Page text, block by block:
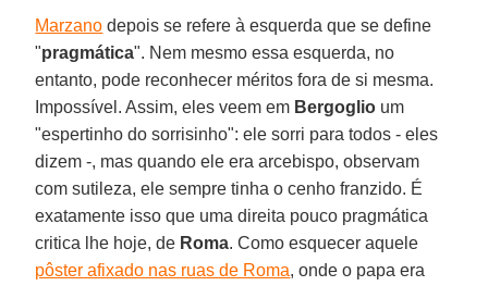
Marzano depois se refere à esquerda que se define
"pragmática". Nem mesmo essa esquerda, no
entanto, pode reconhecer méritos fora de si mesma.
Impossível. Assim, eles veem em Bergoglio um
"espertinho do sorrisinho": ele sorri para todos - eles
dizem -, mas quando ele era arcebispo, observam
com sutileza, ele sempre tinha o cenho franzido. É
exatamente isso que uma direita pouco pragmática
critica lhe hoje, de Roma. Como esquecer aquele
pôster afixado nas ruas de Roma, onde o papa era